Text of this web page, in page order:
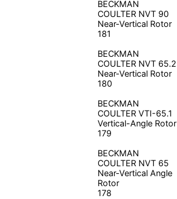
BECKMAN
COULTER NVT 90
Near-Vertical Rotor
181
BECKMAN
COULTER NVT 65.2
Near-Vertical Rotor
180
BECKMAN
COULTER VTI-65.1
Vertical-Angle Rotor
179
BECKMAN
COULTER NVT 65
Near-Vertical Angle
Rotor
178